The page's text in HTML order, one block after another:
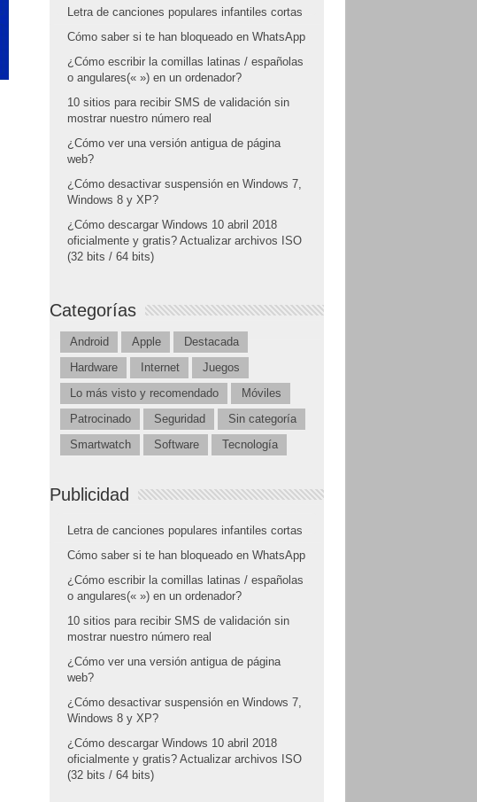
Letra de canciones populares infantiles cortas
Cómo saber si te han bloqueado en WhatsApp
¿Cómo escribir la comillas latinas / españolas
o angulares(« ») en un ordenador?
10 sitios para recibir SMS de validación sin
mostrar nuestro número real
¿Cómo ver una versión antigua de página
web?
¿Cómo desactivar suspensión en Windows 7,
Windows 8 y XP?
¿Cómo descargar Windows 10 abril 2018
oficialmente y gratis? Actualizar archivos ISO
(32 bits / 64 bits)
Categorías
Android Apple
Destacada
Hardware
Internet
Juegos
Lo más visto y recomendado
Móviles
Patrocinado
Seguridad
Sin categoría
Smartwatch
Software Tecnología
Publicidad
Letra de canciones populares infantiles cortas
Cómo saber si te han bloqueado en WhatsApp
¿Cómo escribir la comillas latinas / españolas
o angulares(« ») en un ordenador?
10 sitios para recibir SMS de validación sin
mostrar nuestro número real
¿Cómo ver una versión antigua de página
web?
¿Cómo desactivar suspensión en Windows 7,
Windows 8 y XP?
¿Cómo descargar Windows 10 abril 2018
oficialmente y gratis? Actualizar archivos ISO
(32 bits / 64 bits)